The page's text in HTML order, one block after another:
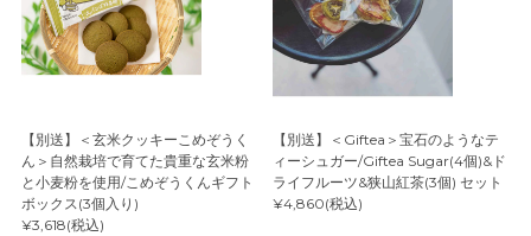
【別送】＜玄米クッキーこめぞうく
ん＞自然栽培で育てた貴重な玄米粉
と小麦粉を使用/こめぞうくんギフト
ボックス(3個入り)
¥3,618(税込)
【別送】＜Giftea＞宝石のようなテ
ィーシュガー/Giftea Sugar(4個)&ド
ライフルーツ&狭山紅茶(3個) セット
¥4,860(税込)